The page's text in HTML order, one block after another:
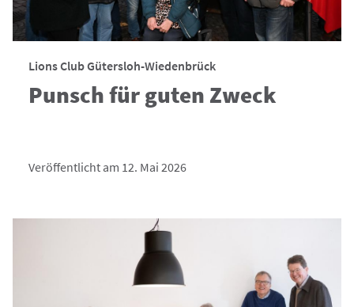
Lions Club Gütersloh-Wiedenbrück
Punsch für guten Zweck
Veröffentlicht am 12. Mai 2026